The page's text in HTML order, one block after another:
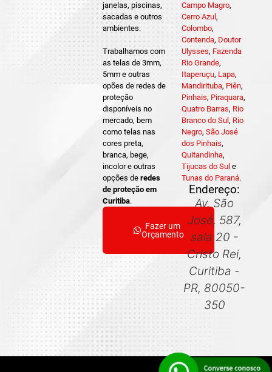
janelas, piscinas,
sacadas e outros
ambientes.
Trabalhamos com
as telas de 3mm,
5mm e outras
opões de redes de
proteção
disponíveis no
mercado, bem
como telas nas
cores preta,
branca, bege,
incolor e outras
opções deredes
de proteção em
Curitiba.
Fazer um
Orçamento
Campo Magro,
Cerro Azul ,
Colombo,
Contenda, Doutor
Ulysses, Fazenda
Rio Grande,
Itaperuçu, Lapa,
Mandirituba, Piên,
Pinhais, Piraquara,
Quatro Barras, Rio
Branco do Sul , Rio
Negro, São José
dos Pinhais,
Quitandinha,
Tijucas do Sul e
Tunas do Paraná.
Endereço:
Av. São
José, 587,
sala 20 -
Cristo Rei,
Curitiba -
PR, 80050-
350